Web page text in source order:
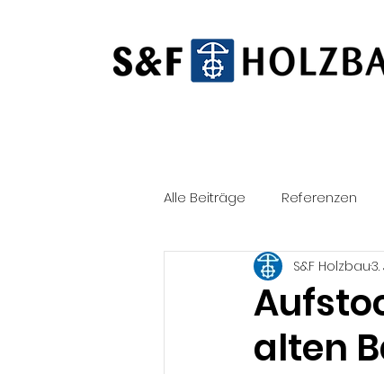
Alle Beiträge Referenzen
Persönlich Neubau
alten
S&F Holzbau